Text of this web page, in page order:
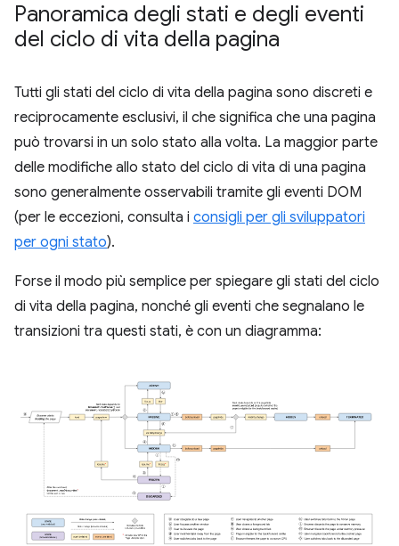
Panoramica degli stati e degli eventi
del ciclo di vita della pagina
Tutti gli stati del ciclo di vita della pagina sono discreti e
reciprocamente esclusivi, il che significa che una pagina
può trovarsi in un solo stato alla volta. La maggior parte
delle modifiche allo stato del ciclo di vita di una pagina
sono generalmente osservabili tramite gli eventi DOM
(per le eccezioni, consulta i consigli per gli sviluppatori
per ogni stato).
Forse il modo più semplice per spiegare gli stati del ciclo
di vita della pagina, nonché gli eventi che segnalano le
transizioni tra questi stati, è con un diagramma: